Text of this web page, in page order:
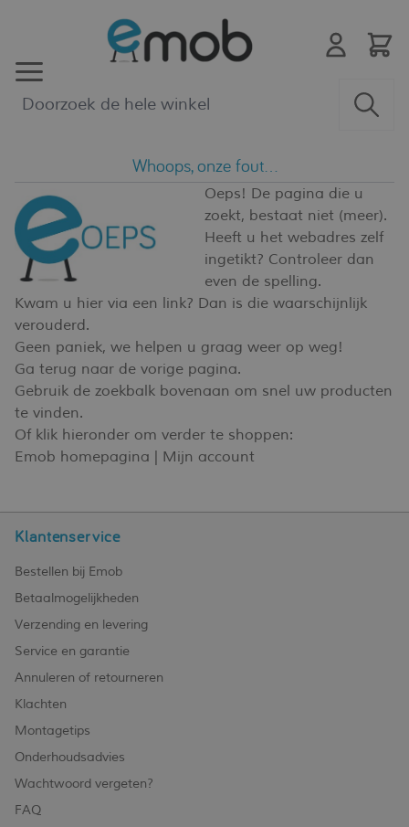
Whoops, onze fout...
Oeps! De pagina die u
zoekt, bestaat niet (meer).
Heeft u het webadres zelf
ingetikt? Controleer dan
even de spelling.
Kwam u hier via een link? Dan is die waarschijnlijk
verouderd.
Geen paniek, we helpen u graag weer op weg!
Ga terug naar de vorige pagina.
Gebruik de zoekbalk bovenaan om snel uw producten
te vinden.
Of klik hieronder om verder te shoppen:
Emob homepagina | Mijn account
Klantenservice
Bestellen bij Emob
Betaalmogelijkheden
Verzending en levering
Service en garantie
Annuleren of retourneren
Klachten
Montagetips
Onderhoudsadvies
Wachtwoord vergeten?
FAQ